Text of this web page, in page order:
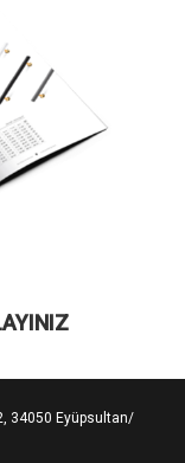
34050 Eyüpsultan/